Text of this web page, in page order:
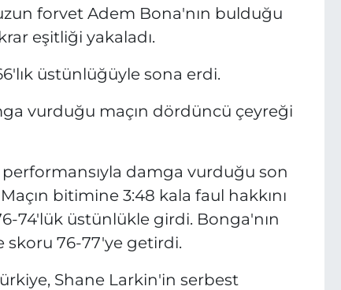
forvet Adem Bona'nın bulduğu
eşitliği yakaladı.
üstünlüğüyle sona erdi.
vurduğu maçın dördüncü çeyreği
damga vurduğu son
bitimine 3:48 kala faul hakkını
74'lük üstünlükle girdi. Bonga'nın
skoru 76-77'ye getirdi.
Shane Larkin'in serbest